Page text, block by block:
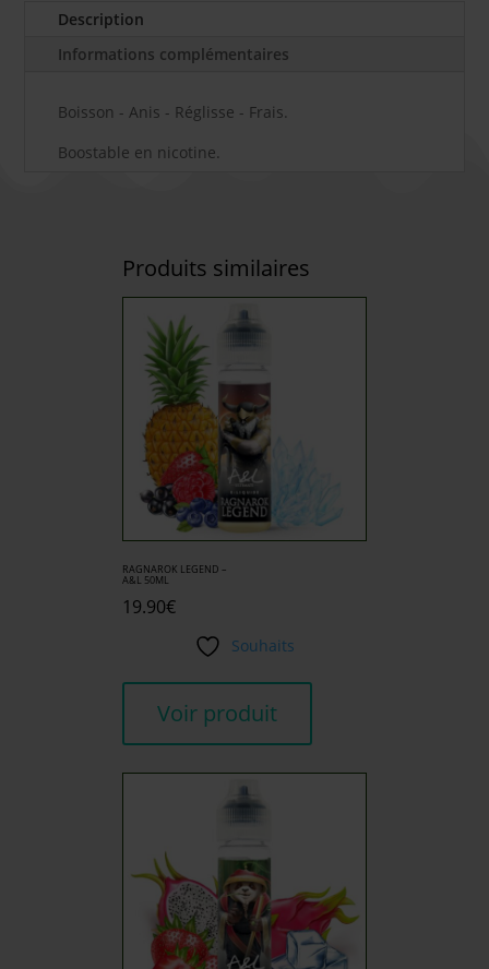
Description
Informations complémentaires
Boisson - Anis - Réglisse - Frais.
Boostable en nicotine.
Produits similaires
RAGNAROK LEGEND –
A&L 50ML
19.90€
Souhaits
Voir produit